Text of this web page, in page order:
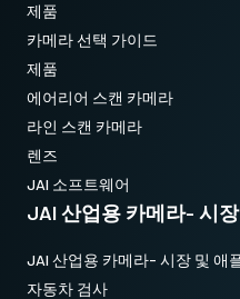
제품
카메라 선택 가이드
제품
에어리어 스캔 카메라
라인 스캔 카메라
렌즈
JAI 소프트웨어
JAI 산업용 카메라- 시
JAI 산업용 카메라- 시장 및 애
자동차 검사